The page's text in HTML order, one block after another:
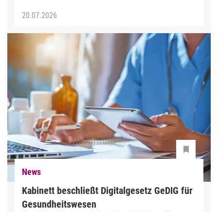
20.07.2026
News
Kabinett beschließt Digitalgesetz GeDIG für
Gesundheitswesen